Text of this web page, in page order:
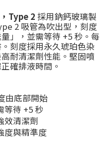
Type 2 採用鈉鈣玻璃製
2 吸管為吹出型，刻度
」，並需等待 +5 秒。每
刻度採用永久琥珀色染
耐清潔劑性能。堅固噴
確排液時間。
由底部開始
等待 +5 秒
效清潔劑
度與精準度